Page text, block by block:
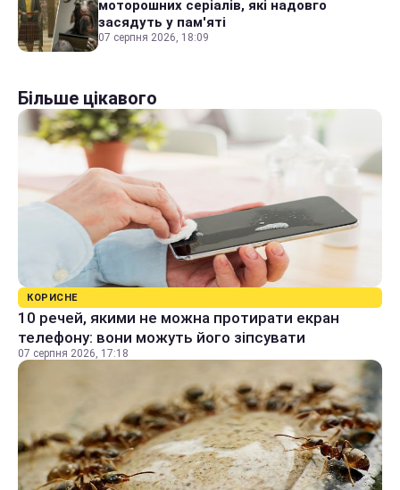
моторошних серіалів, які надовго
засядуть у пам'яті
07 серпня 2026, 18:09
Більше цікавого
КОРИСНЕ
10 речей, якими не можна протирати екран
телефону: вони можуть його зіпсувати
07 серпня 2026, 17:18